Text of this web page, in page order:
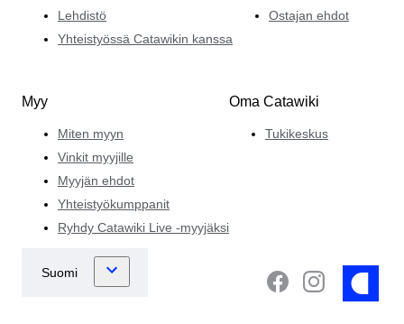
Lehdistö
Yhteistyössä Catawikin kanssa
Ostajan ehdot
Myy
Miten myyn
Vinkit myyjille
Myyjän ehdot
Yhteistyökumppanit
Ryhdy Catawiki Live -myyjäksi
Oma Catawiki
Tukikeskus